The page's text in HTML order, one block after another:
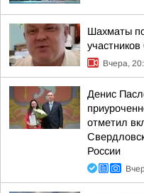
Шахматы
Вчера,
Денис
отметил
России